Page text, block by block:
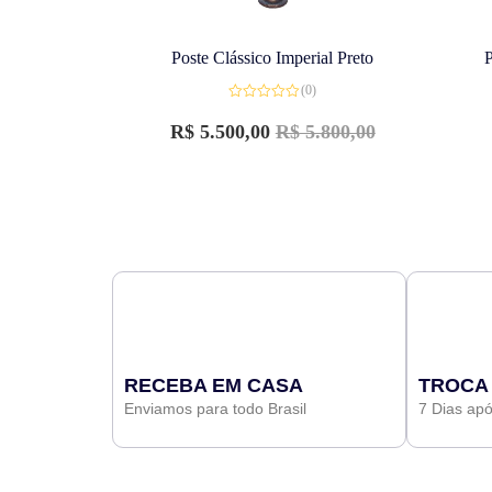
Poste Clássico Imperial Preto
0
de
(0)
R$5.800,00
R$5.500,00
RECEBA EM CASA
Enviamos para todo Brasil 7 Dias